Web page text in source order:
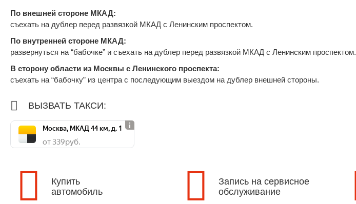
По внешней стороне МКАД:
съехать на дублер перед развязкой МКАД с Ленинским проспектом.
По внутренней стороне МКАД:
развернуться на “бабочке” и съехать на дублер перед развязкой МКАД с Ленинским проспектом.
В сторону области из Москвы с Ленинского проспекта:
съехать на “бабочку” из центра с последующим выездом на дублер внешней стороны.
ВЫЗВАТЬ ТАКСИ:
Москва, МКАД 44 км, д. 1
от 339 руб.
Купить
автомобиль
Запись на сервисное
обслуживание